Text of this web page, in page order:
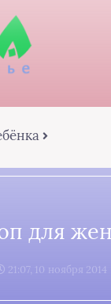
для
21:07, 10 ноября 2014